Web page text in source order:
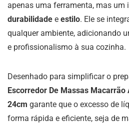
apenas uma ferramenta, mas um
durabilidade e estilo. Ele se
qualquer ambiente, adicionando
e profissionalismo à sua cozinha.
Desenhado para simplificar o
Escorredor De Massas
24cm garante que o excesso de
forma rápida e eficiente, seja de